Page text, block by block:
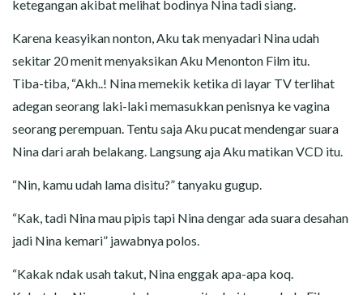
ketegangan akibat melihat bodinya Nina tadi siang.
Karena keasyikan nonton, Aku tak menyadari Nina udah
sekitar 20 menit menyaksikan Aku Menonton Film itu.
Tiba-tiba, “Akh..! Nina memekik ketika di layar TV terlihat
adegan seorang laki-laki memasukkan penisnya ke vagina
seorang perempuan. Tentu saja Aku pucat mendengar suara
Nina dari arah belakang. Langsung aja Aku matikan VCD itu.
“Nin, kamu udah lama disitu?” tanyaku gugup.
“Kak, tadi Nina mau pipis tapi Nina dengar ada suara desahan
jadi Nina kemari” jawabnya polos.
“Kakak ndak usah takut, Nina enggak apa-apa koq.